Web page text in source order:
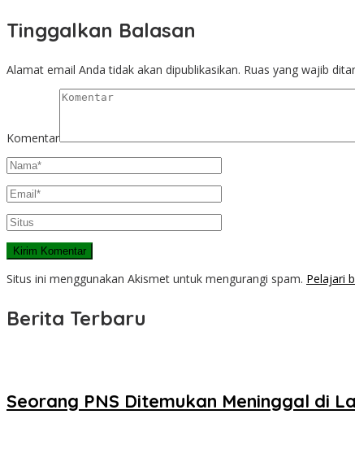
Tinggalkan Balasan
Alamat email Anda tidak akan dipublikasikan. Ruas yang wajib
Komentar
Situs ini menggunakan Akismet untuk mengurangi spam. Pelajari
Berita Terbaru
Seorang PNS Ditemukan Meninggal di